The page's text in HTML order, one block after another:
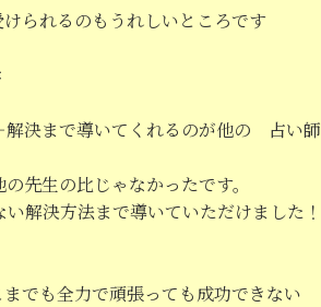
られるのもうれしいところです
解決まで導いてくれるのが他の 占い師
先生の比じゃなかったです。
解決方法まで導いていただけました！
でも全力で頑張っても成功できない